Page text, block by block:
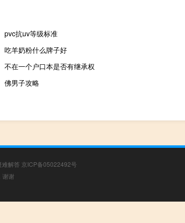
pvc抗uv等级标准
吃羊奶粉什么牌子好
不在一个户口本是否有继承权
佛男子攻略
难解答 京ICP备05022492号
谢谢